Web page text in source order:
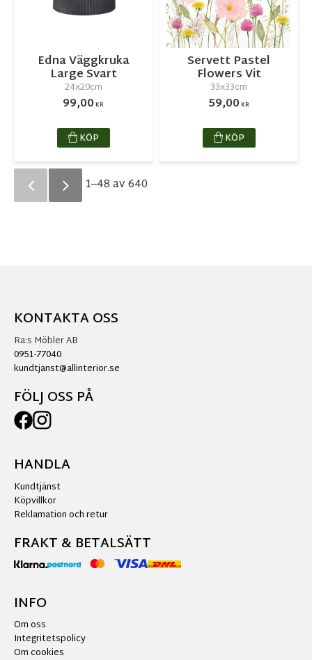
Edna Väggkruka
Large Svart
24x20cm
99,00KR
KÖP
Servett Pastel
Flowers Vit
33x33cm
59,00KR
KÖP
1–48av640
KONTAKTA OSS
Ra:s Möbler AB
0951-77040
kundtjanst@allinterior.se
FÖLJ OSS PÅ
HANDLA
Kundtjänst
Köpvillkor
Reklamation och retur
FRAKT & BETALSÄTT
INFO
Om oss
Integritetspolicy
Om cookies